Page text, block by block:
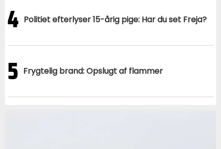
4 Politiet efterlyser 15-årig pige: Har du set Freja?
5 Frygtelig brand: Opslugt af flammer